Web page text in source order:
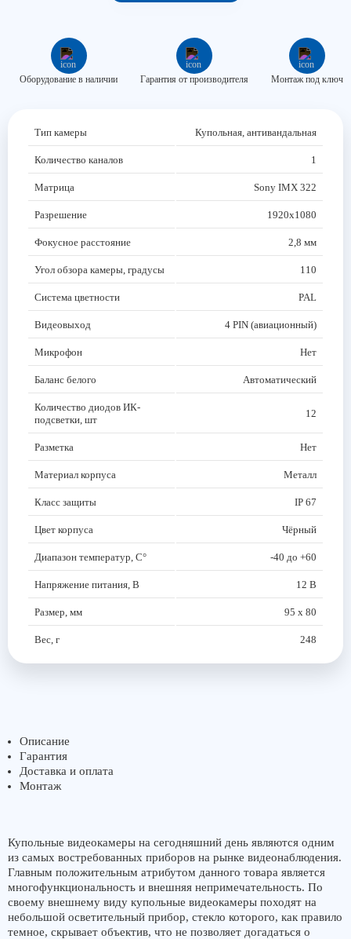
Автопилот для трактора
Оборудование в наличии Гарантия от производителя Монтаж под ключ
Тип камеры Купольная, антивандальная
Количество каналов 1
Матрица Sony IMX 322
Разрешение 1920x1080
Фокусное расстояние 2,8 мм
Угол обзора камеры, градусы 110
Система цветности PAL
Видеовыход 4 PIN (авиационный)
Микрофон Нет
Баланс белого Автоматический
Количество диодов ИК-
подсветки, шт
12
Разметка Нет
Материал корпуса Металл
Класс защиты IP 67
Цвет корпуса Чёрный
Диапазон температур, С° -40 до +60
Напряжение питания, В 12 В
Размер, мм 95 x 80
Вес, г 248
Описание
Гарантия
Доставка и оплата
Монтаж
Купольные видеокамеры на сегодняшний день являются одним
из самых востребованных приборов на рынке видеонаблюдения.
Главным положительным атрибутом данного товара является
многофункциональность и внешняя непримечательность. По
своему внешнему виду купольные видеокамеры походят на
небольшой осветительный прибор, стекло которого, как правило
темное, скрывает объектив, что не позволяет догадаться о